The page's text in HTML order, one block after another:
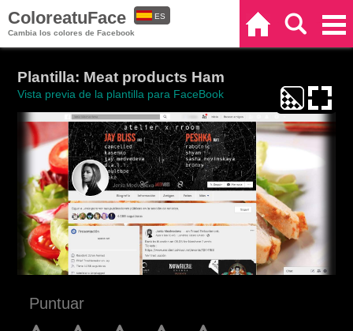
ColoreatuFace
Cambia los colores de Facebook
ES
Plantilla: Meat products Ham
Vista previa de la plantilla para FaceBook
Puntuar